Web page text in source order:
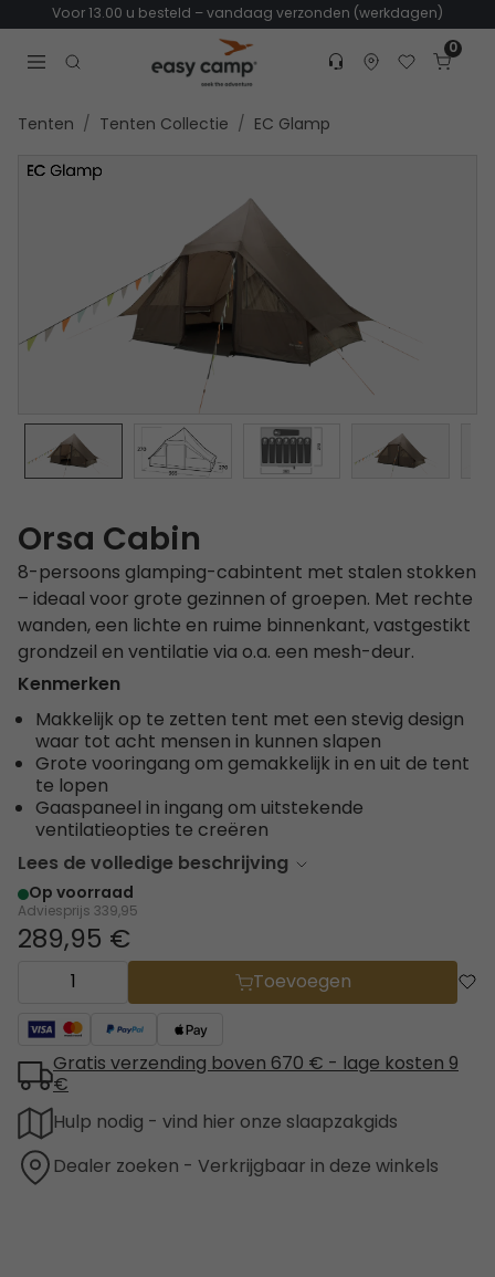
Voor 13.00 u besteld – vandaag verzonden (werkdagen)
Open search modal
Customer service
Find dealer
Favorites
Cart
0
Tenten Tenten Collectie EC Glamp
Orsa Cabin
8-persoons glamping-cabintent met stalen stokken
– ideaal voor grote gezinnen of groepen. Met rechte
wanden, een lichte en ruime binnenkant, vastgestikt
grondzeil en ventilatie via o.a. een mesh-deur.
Kenmerken
Makkelijk op te zetten tent met een stevig design
waar tot acht mensen in kunnen slapen
Grote vooringang om gemakkelijk in en uit de tent
te lopen
Gaaspaneel in ingang om uitstekende
ventilatieopties te creëren
Lees de volledige beschrijving
Op voorraad
Adviesprijs 339,95
289,95 €
Toevoegen
Gratis verzending boven 670 € - lage kosten 9
€
Hulp nodig - vind hier onze slaapzakgids
Dealer zoeken - Verkrijgbaar in deze winkels